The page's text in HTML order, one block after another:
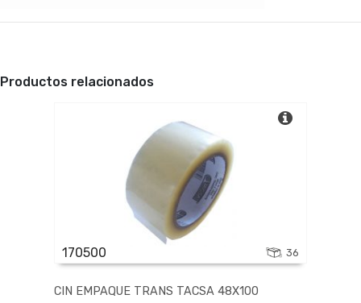
Productos relacionados
170500 36
CIN EMPAQUE TRANS TACSA 48X100